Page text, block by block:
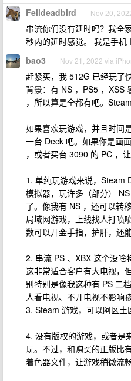
Felldeadbird Nov 20,
串流你们没有延时吗？我全
秒内的延时感觉。 我是手机
bao3 Nov 21, 2022 via
赶紧买，我 512G 已经玩了
背景：有 NS ，PS5 ，XSS
，所以算是全都有吧。
如果喜欢玩游戏，并且时间
一台 Deck 吧。如果你是画
，或者买台 3090 的 PC ，
1. 单纯玩游戏来说，Steam
模拟器，玩许多（部分）
了。像我有 NS ，还可以转
局域网游戏，上线找人打喷
数可以开金手指，护肝，还
2. 串流 PS 、XBX 这个没啥
这非常适合客户有大电视，
别特别是像我这种有 PS 二
人看电视、不开电视不影响
3. Steam 游戏，可以阿区土
4. 没有版权的游戏，或者是
玩。不过，和购买的正版比
着色器文件，让游戏稍微流畅